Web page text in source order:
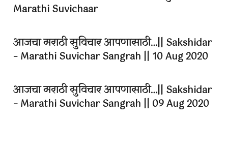
Marathi Suvichaar
आजचा मराठी सुविचार आपणासाठी…|| Sakshidar
– Marathi Suvichar Sangrah || 10 Aug 2020
आजचा मराठी सुविचार आपणासाठी…|| Sakshidar
– Marathi Suvichar Sangrah || 09 Aug 2020